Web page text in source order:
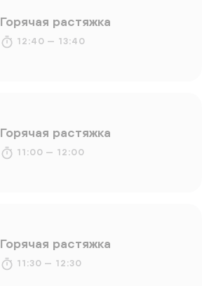
Горячая растяжка
12:40 — 13:40
Горячая растяжка
11:00 — 12:00
Горячая растяжка
11:30 — 12:30